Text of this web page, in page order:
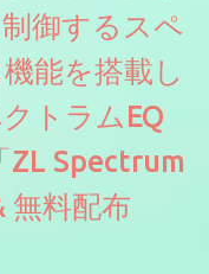
御するスペ
能を搭載し
トラムEQ
ZL Spectrum
無料配布